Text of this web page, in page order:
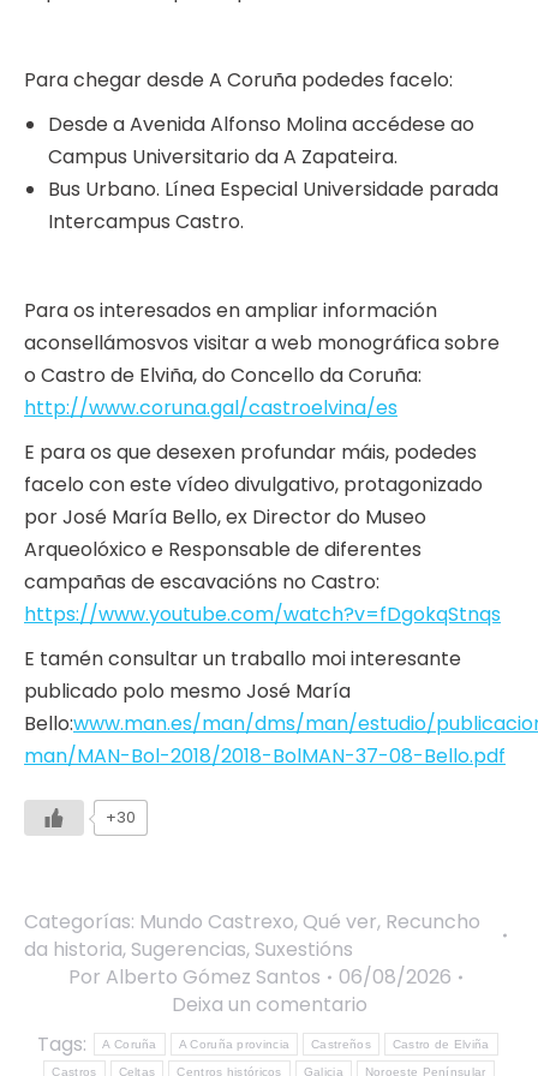
Para chegar desde A Coruña podedes facelo:
Desde a Avenida Alfonso Molina accédese ao
Campus Universitario da A Zapateira.
Bus Urbano. Línea Especial Universidade parada
Intercampus Castro.
Para os interesados en ampliar información
aconsellámosvos visitar a web monográfica sobre
o Castro de Elviña, do Concello da Coruña:
http://www.coruna.gal/castroelvina/es
E para os que desexen profundar máis, podedes
facelo con este vídeo divulgativo, protagonizado
por José María Bello, ex Director do Museo
Arqueolóxico e Responsable de diferentes
campañas de escavacións no Castro:
https://www.youtube.com/watch?v=fDgokqStnqs
E tamén consultar un traballo moi interesante
publicado polo mesmo José María
Bello:www.man.es/man/dms/man/estudio/
man/MAN-Bol-2018/2018-BolMAN-37-08-Bello.pdf
+30
Categorías: Mundo Castrexo, Qué ver, Recuncho
da historia, Sugerencias, Suxestións
Por Alberto Gómez Santos
06/08/2026
Deixa un comentario
Tags:
A Coruña A Coruña provincia Castreños Castro de Elviña
Castros Celtas Centros históricos Galicia Noroeste Penínsular